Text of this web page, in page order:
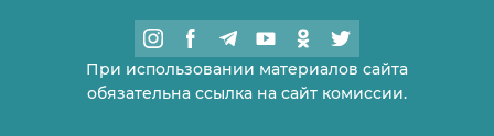
При использовании материалов сайта
обязательна ссылка на сайт комиссии.